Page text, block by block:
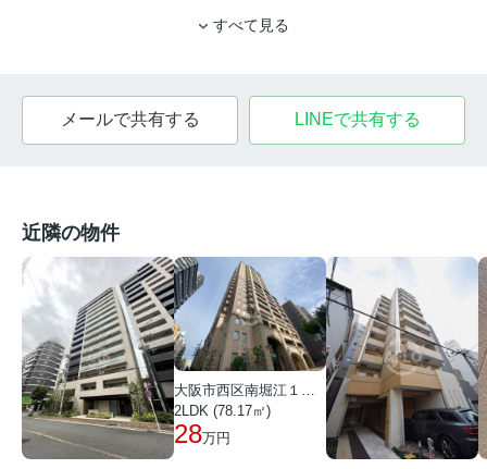
すべて見る
メールで共有する LINEで共有する
近隣の物件
2LDK (78.17㎡)
28万円